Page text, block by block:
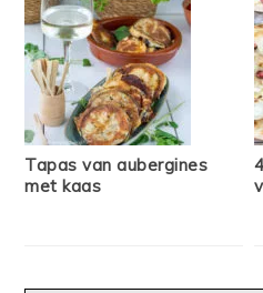
Tapas van aubergines
met kaas